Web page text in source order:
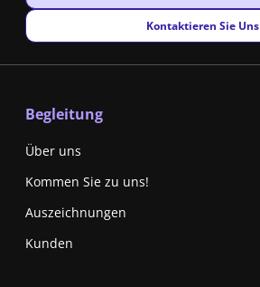
New window
Kontaktieren Sie Uns
Begleitung
Über uns
Kommen Sie zu uns!
Auszeichnungen
Kunden